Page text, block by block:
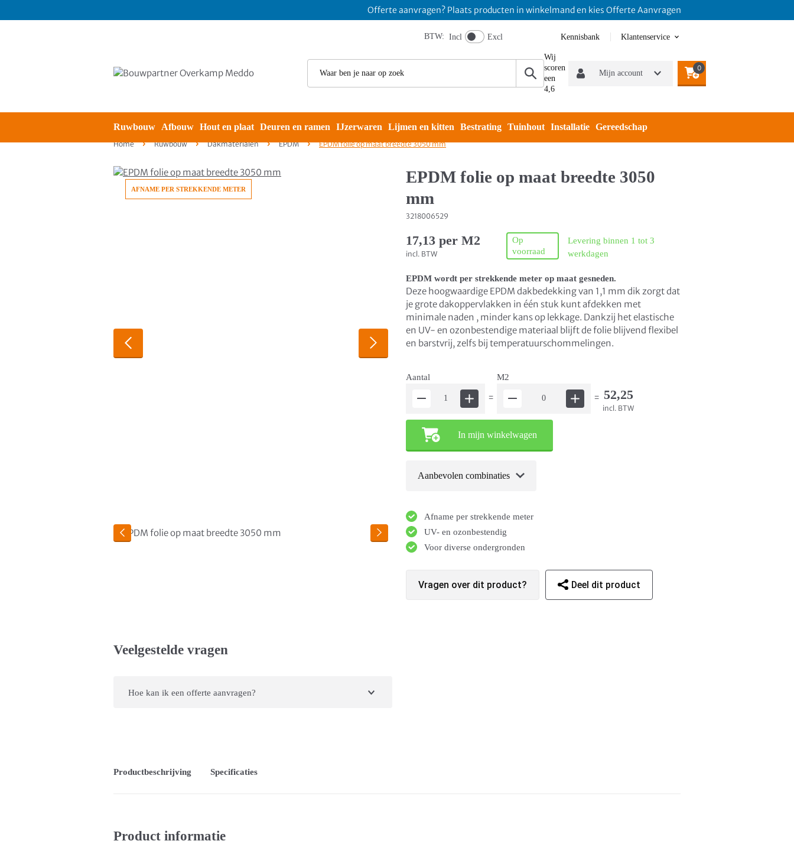
Offerte aanvragen? Plaats producten in winkelmand en kies Offerte Aanvragen
BTW: Incl Excl Kennisbank Klantenservice
Wij
scoren
een
4,6
Mijn account
0
Ruwbouw Afbouw Hout en plaat Deuren en ramen IJzerwaren Lijmen en kitten Bestrating Tuinhout Installatie Gereedschap
Home Ruwbouw Dakmaterialen EPDM EPDM folie op maat breedte 3050 mm
AFNAME PER STREKKENDE METER
EPDM folie op maat breedte 3050
mm
3218006529
17,13 per M2
incl. BTW
Op
voorraad
Levering binnen 1 tot 3
werkdagen
EPDM wordt per strekkende meter op maat gesneden.
Deze hoogwaardige EPDM dakbedekking van 1,1 mm dik zorgt dat
je grote dakoppervlakken in één stuk kunt afdekken met
minimale naden , minder kans op lekkage. Dankzij het elastische
en UV- en ozonbestendige materiaal blijft de folie blijvend flexibel
en barstvrij, zelfs bij temperatuurschommelingen.
Aantal
=
M2
= 52,25
incl. BTW
In mijn winkelwagen
Aanbevolen combinaties
Afname per strekkende meter
UV- en ozonbestendig
Voor diverse ondergronden
Vragen over dit product? Deel dit product
Veelgestelde vragen
Hoe kan ik een offerte aanvragen?
Productbeschrijving Specificaties
Product informatie